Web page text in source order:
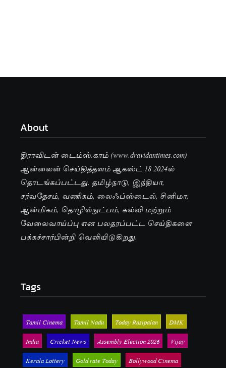
About
திராவிடன் டைம்ஸ்.காம் (www.dravidantimes.com)
ஆன்லைன் செய்தித்தளம் ஆகஸ்ட் 18 2024ல்
தொடங்கப்பட்டது. தமிழ்நாடு, இந்தியா,
சர்வதேசம், வணிகம், லைஃப்ஸ்டைல், சினிமா,
ஆன்மிகம், தொழில்நுட்பம், கல்வி மற்றும்
வேலைவாய்ப்பு என பலதரப்பட்ட செய்திகளை
பக்கச்சார்பின்றி வெளியிடுகிறது.
Tags
Tamil Cinema Tamil Nadu Today Rasipalan
DMK
India
Cricket News Assembly Election 2026
Vijay
Kerala Lottery
Gold rate Today
Bollywood Cinema